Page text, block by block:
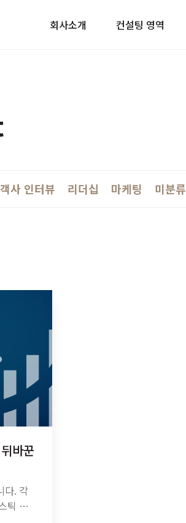
이 인사이트회사소개 컨설팅 영역
사 인터뷰 리더십 마케팅 미분류
바꾼
다. 각
틱 정